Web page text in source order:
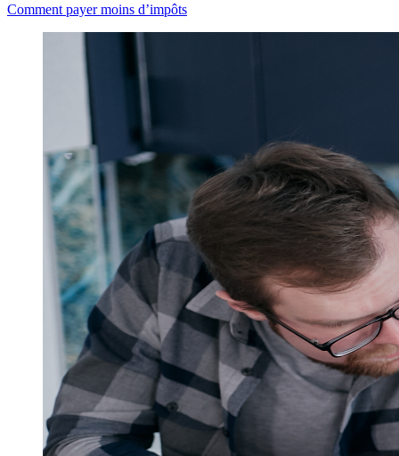
Comment payer moins d’impôts